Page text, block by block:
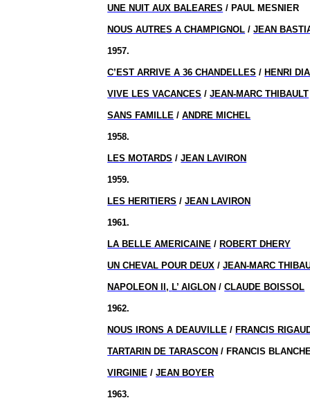
UNE NUIT AUX BALEARES / PAUL MESNIER
NOUS AUTRES A CHAMPIGNOL /JEAN
1957.
C’EST ARRIVE A 36 CHANDELLES / HENRI
VIVE LES VACANCES /JEAN-MARC THIBAULT
SANS FAMILLE /ANDRE MICHEL
1958.
LES MOTARDS /JEAN LAVIRON
1959.
LES HERITIERS /JEAN LAVIRON
1961.
LA BELLE AMERICAINE / ROBERT DHERY
UN CHEVAL POUR DEUX /JEAN-MARC
NAPOLEON II, L’ AIGLON /CLAUDE BOISSOL
1962.
NOUS IRONS A DEAUVILLE / FRANCIS
TARTARIN DE TARASCON / FRANCIS
VIRGINIE /JEAN BOYER
1963.